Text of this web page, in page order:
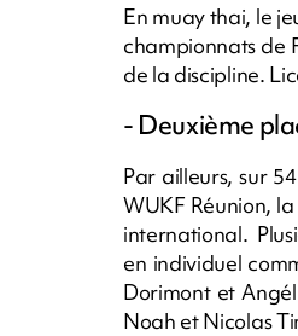
En muay thai, le
championnats de
de la discipline.
- Deuxième
Par ailleurs, sur
WUKF Réunion,
international.
en individuel
Dorimont et
Noah et Nicolas